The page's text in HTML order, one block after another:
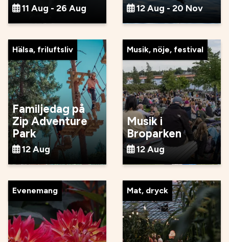
11 Aug - 26 Aug 12 Aug - 20 Nov
Hälsa, friluftsliv
Familjedag på
Zip Adventure
Park
12 Aug
Musik, nöje, festival
Musik i
Broparken
12 Aug
Evenemang Mat, dryck